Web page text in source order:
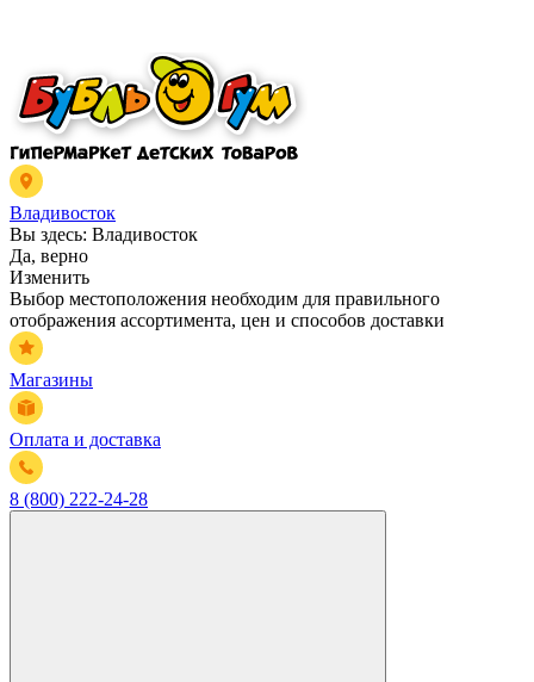
Владивосток
Вы здесь: Владивосток
Да, верно
Изменить
Выбор местоположения необходим для правильного
отображения ассортимента, цен и способов доставки
Магазины
Оплата и доставка
8 (800) 222-24-28